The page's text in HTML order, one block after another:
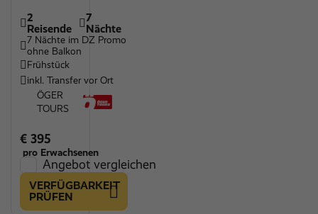
2
Reisende
7
Nächte
7 Nächte im DZ Promo
ohne Balkon
Frühstück
inkl. Transfer vor Ort
ÖGER
TOURS
€ 395
pro Erwachsenen
Angebot vergleichen
VERFÜGBARKEIT
PRÜFEN